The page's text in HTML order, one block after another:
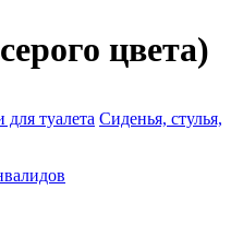
для туалета Сиденья, стулья,
цвета)